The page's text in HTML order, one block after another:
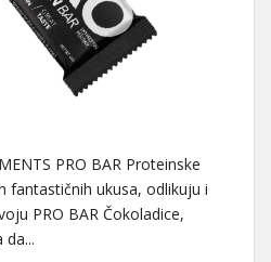
PRO BAR Proteinske
fantastičnih ukusa, odlikuju i
PRO BAR Čokoladice,